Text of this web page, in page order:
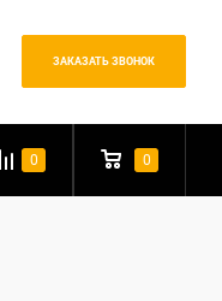
ЗАКАЗАТЬ ЗВОНОК
0 0